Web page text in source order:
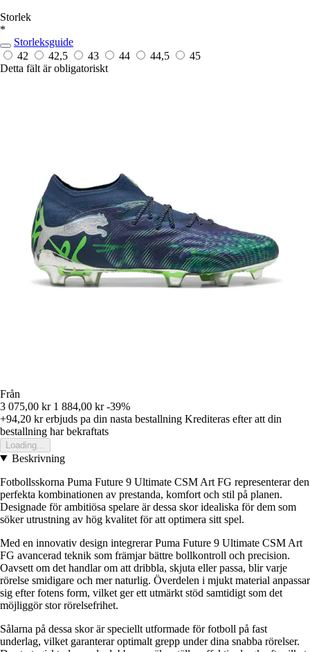
Storlek
*
Storleksguide
42
42,5 43 44 44,5
45
Detta fält är obligatoriskt
Från
3 075,00 kr 1 884,00 kr -39%
+94,20 krerbjuds pa din nasta bestallning Krediteras efter att din
bestallning har bekraftats
Loading...
Beskrivning
Fotbollsskorna Puma Future 9 Ultimate CSM Art FG representerar den
perfekta kombinationen av prestanda, komfort och stil på planen.
Designade för ambitiösa spelare är dessa skor idealiska för dem som
söker utrustning av hög kvalitet för att optimera sitt spel.
Med en innovativ design integrerar Puma Future 9 Ultimate CSM Art
FG avancerad teknik som främjar bättre bollkontroll och precision.
Oavsett om det handlar om att dribbla, skjuta eller passa, blir varje
rörelse smidigare och mer naturlig. Överdelen i mjukt material anpassar
sig efter fotens form, vilket ger ett utmärkt stöd samtidigt som det
möjliggör stor rörelsefrihet.
Sålarna på dessa skor är speciellt utformade för fotboll på fast
underlag, vilket garanterar optimalt grepp under dina snabba rörelser.